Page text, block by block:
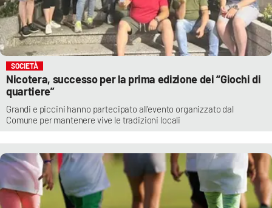
SOCIETÀ
Nicotera, successo per la prima edizione dei “Giochi di
quartiere”
Grandi e piccini hanno partecipato all’evento organizzato dal
Comune per mantenere vive le tradizioni locali